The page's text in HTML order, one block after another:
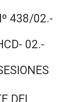
438/02.-
02.-
DEL